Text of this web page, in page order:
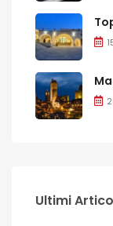
Ultimi